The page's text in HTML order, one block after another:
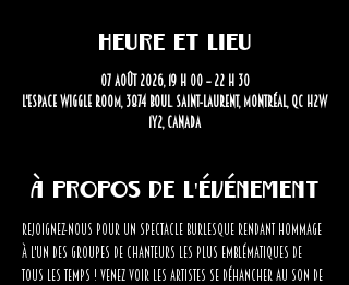
Heure et lieu
07 août 2026, 19 h 00 – 22 h 30
L'Espace Wiggle Room, 3874 Boul. Saint-Laurent, Montréal, QC H2W
1Y2, Canada
À propos de l'événement
Rejoignez-nous pour un spectacle burlesque rendant hommage
à l'un des groupes de chanteurs les plus emblématiques de
tous les temps ! Venez voir les artistes se déhancher au son de